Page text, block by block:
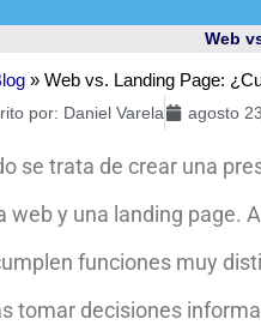
Web
» Web vs. Landing Page:
por: Daniel Varela agosto
se trata de crear una
web y una landing page.
funciones muy
tomar decisiones